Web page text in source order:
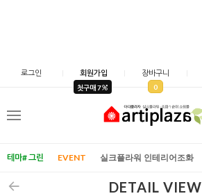
로그인 회원가입
첫구매 7
장바구니
0
메
테마# 그린 EVENT 실크플라워 인테리어조화
DETAIL VIEW